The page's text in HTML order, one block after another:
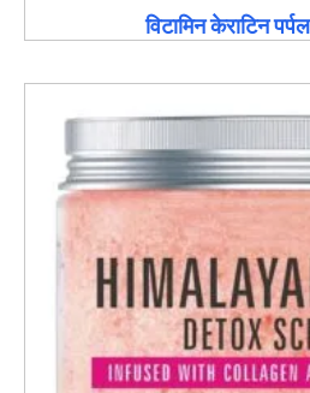
विटामिन केराटिन